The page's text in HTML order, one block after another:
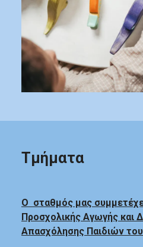
Τμήματα
Ο σταθμός μας
Προσχολικής Αγωγής και
Απασχόλησης Παιδιών